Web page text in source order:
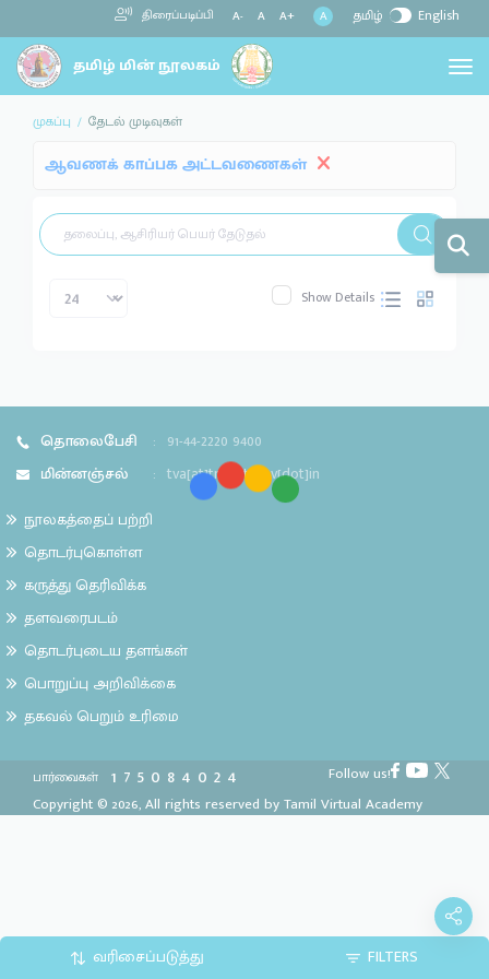
திரைப்படிப்பி A- A A+ A தமிழ் English
முகப்பு தேடல் முடிவுகள்
ஆவணக் காப்பக அட்டவணைகள்
Show Details
வரிசைப்படுத்து FILTERS
தொலைபேசி : 91-44-2220 9400
மின்னஞ்சல்
: tva[at]tn[dot]gov[dot]in
நூலகத்தைப் பற்றி
தொடர்புகொள்ள
கருத்து தெரிவிக்க
தளவரைபடம்
தொடர்புடைய தளங்கள்
பொறுப்பு அறிவிக்கை
தகவல் பெறும் உரிமை
பார்வைகள் 1 7 5 0 8 4 0 2 4
Follow us!
Copyright © 2026, All rights reserved by Tamil Virtual Academy